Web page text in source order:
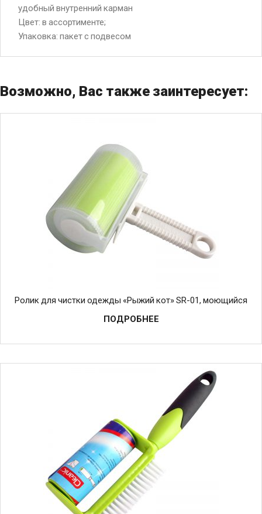
удобный внутренний карман
Цвет: в ассортименте;
Упаковка: пакет с подвесом
Возможно, Вас также заинтересует:
Ролик для чистки одежды «Рыжий кот» SR-01, моющийся
ПОДРОБНЕЕ